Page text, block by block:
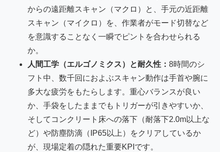
からの遠距離スキャン（マクロ）と、手元の近距離
スキャン（マイクロ）を、作業者がモード切替など
を意識することなく一瞬でピントを合わせられる
か。
人間工学（エルゴノミクス）と耐久性： 8時間のシ
フト中、数千回におよぶスキャン動作は手首や腕に
多大な疲労をもたらします。重心バランスが良い
か、手袋をしたままでもトリガーが引きやすいか、
そしてコンクリート床への落下（耐落下2.0m以上な
ど）や防塵防滴（IP65以上）をクリアしているか
が、現場定着の隠れた重要KPIです。